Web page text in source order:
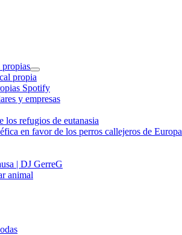
propia
Spotify
y empresas
los refugios de eutanasia
en favor de los perros callejeros de Europa
| DJ GerreG
animal